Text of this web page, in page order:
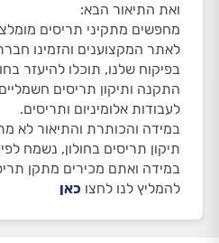
ואת התיאור הבא:
מחפשים מתקיני תריסים
לאתר המקצוענים והזמינו
בפיקוח שלנו, תוכלו להיעזר
התקנה ותיקון תריסים חשמליים
לעבודות אלומיניום ותריסים.
במידה והכותרת והתיאור לא
תיקון תריסים בחולון, נשמח
במידה ואתם מכירים מתקן
להמליץ לנו לחצו כאן